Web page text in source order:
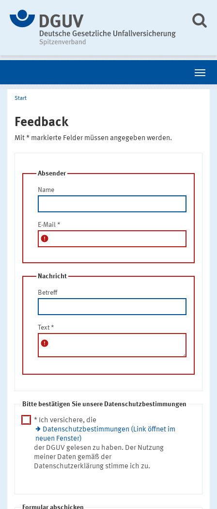
Start
Feedback
Mit * markierte Felder müssen angegeben werden.
Absender
Name
E-Mail *
error
Nachricht
Betreff
Text *
error
Bitte bestätigen Sie unsere Datenschutzbestimmungen
* Ich versichere, die
Datenschutzbestimmungen (Link öffnet im
neuen Fenster)
der DGUV gelesen zu haben. Der Nutzung
meiner Daten gemäß der
Datenschutzerklärung stimme ich zu.
Formular abschicken